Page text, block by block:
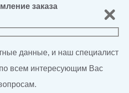
заказа
данные, и наш специалист
по всем интересующим Вас